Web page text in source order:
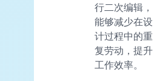
行二次编辑，
能够减少在设
计过程中的重
复劳动，提升
工作效率。